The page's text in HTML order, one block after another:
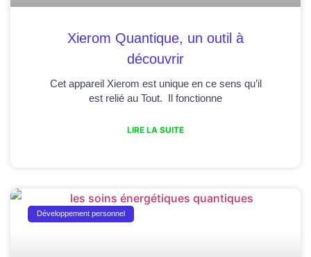
Xierom Quantique, un outil à
découvrir
Cet appareil Xierom est unique en ce sens qu’il
est relié au Tout. Il fonctionne
LIRE LA SUITE
Développement personnel